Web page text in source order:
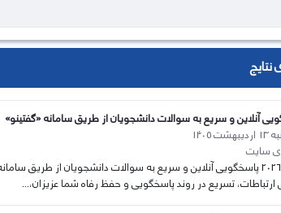
آنلاین و سریع به سوالات دانشجویان از طریق سامانه «گفتینو»
1405
سایت
03 05 2026 پاسخگویی آنلاین و سریع به سوالات دانشجویان از طریق
تسریع در روند پاسخگویی و حفظ رفاه شما عزیزان،...